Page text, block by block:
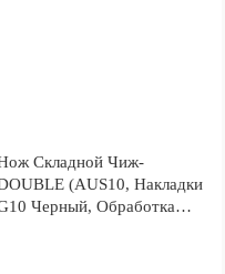
Складной Чиж-
(AUS10, Накладки
Черный, Обработка